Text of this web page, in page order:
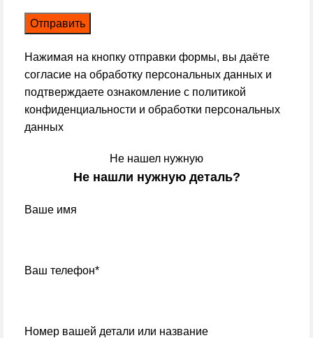
Нажимая на кнопку отправки формы, вы даёте
согласие на обработку персональных данных и
подтверждаете ознакомление с политикой
конфиденциальности и обработки персональных
данных
Не нашел нужную
Не нашли нужную деталь?
Ваше имя
Ваш телефон*
Номер вашей детали или название